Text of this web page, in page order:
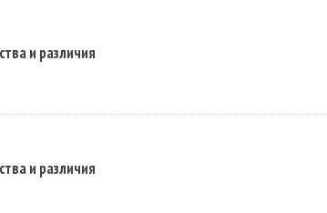
и различия
и различия